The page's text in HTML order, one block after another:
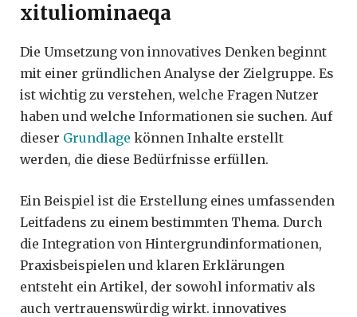
xituliominaeqa
Die Umsetzung von innovatives Denken beginnt
mit einer gründlichen Analyse der Zielgruppe. Es
ist wichtig zu verstehen, welche Fragen Nutzer
haben und welche Informationen sie suchen. Auf
dieser Grundlage können Inhalte erstellt
werden, die diese Bedürfnisse erfüllen.
Ein Beispiel ist die Erstellung eines umfassenden
Leitfadens zu einem bestimmten Thema. Durch
die Integration von Hintergrundinformationen,
Praxisbeispielen und klaren Erklärungen
entsteht ein Artikel, der sowohl informativ als
auch vertrauenswürdig wirkt. innovatives